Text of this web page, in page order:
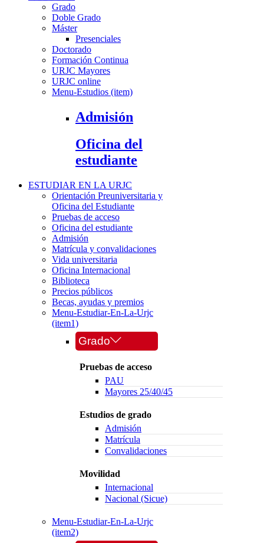
Grado
Doble Grado
Máster
Presenciales
Doctorado
Formación Continua
URJC Mayores
URJC online
Menu-Estudios (item)
Admisión
Oficina del
estudiante
ESTUDIAR EN LA URJC
Orientación Preuniversitaria y
Oficina del Estudiante
Pruebas de acceso
Oficina del estudiante
Admisión
Matrícula y convalidaciones
Vida universitaria
Oficina Internacional
Biblioteca
Precios públicos
Becas, ayudas y premios
Menu-Estudiar-En-La-Urjc
(item1)
Grado
Pruebas de acceso
PAU
Mayores 25/40/45
Estudios de grado
Admisión
Matrícula
Convalidaciones
Movilidad
Internacional
Nacional (Sicue)
Menu-Estudiar-En-La-Urjc
(item2)